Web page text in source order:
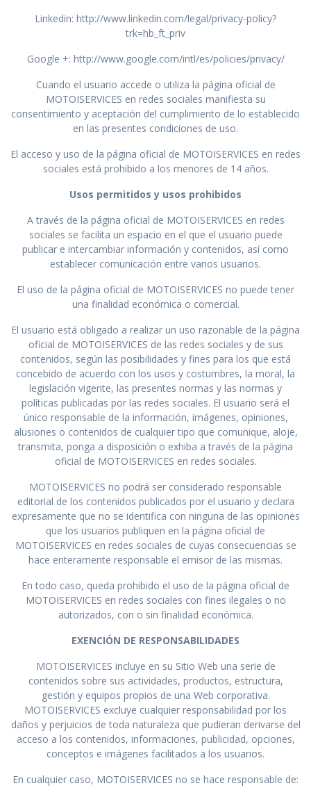
Linkedin: http://www.linkedin.com/legal/privacy-policy?
trk=hb_ft_priv
Google +: http://www.google.com/intl/es/policies/privacy/
Cuando el usuario accede o utiliza la página oficial de
MOTOISERVICES en redes sociales manifiesta su
consentimiento y aceptación del cumplimiento de lo establecido
en las presentes condiciones de uso.
El acceso y uso de la página oficial de MOTOISERVICES en redes
sociales está prohibido a los menores de 14 años.
Usos permitidos y usos prohibidos
A través de la página oficial de MOTOISERVICES en redes
sociales se facilita un espacio en el que el usuario puede
publicar e intercambiar información y contenidos, así como
establecer comunicación entre varios usuarios.
El uso de la página oficial de MOTOISERVICES no puede tener
una finalidad económica o comercial.
El usuario está obligado a realizar un uso razonable de la página
oficial de MOTOISERVICES de las redes sociales y de sus
contenidos, según las posibilidades y fines para los que está
concebido de acuerdo con los usos y costumbres, la moral, la
legislación vigente, las presentes normas y las normas y
políticas publicadas por las redes sociales. El usuario será el
único responsable de la información, imágenes, opiniones,
alusiones o contenidos de cualquier tipo que comunique, aloje,
transmita, ponga a disposición o exhiba a través de la página
oficial de MOTOISERVICES en redes sociales.
MOTOISERVICES no podrá ser considerado responsable
editorial de los contenidos publicados por el usuario y declara
expresamente que no se identifica con ninguna de las opiniones
que los usuarios publiquen en la página oficial de
MOTOISERVICES en redes sociales de cuyas consecuencias se
hace enteramente responsable el emisor de las mismas.
En todo caso, queda prohibido el uso de la página oficial de
MOTOISERVICES en redes sociales con fines ilegales o no
autorizados, con o sin finalidad económica.
EXENCIÓN DE RESPONSABILIDADES
MOTOISERVICES incluye en su Sitio Web una serie de
contenidos sobre sus actividades, productos, estructura,
gestión y equipos propios de una Web corporativa.
MOTOISERVICES excluye cualquier responsabilidad por los
daños y perjuicios de toda naturaleza que pudieran derivarse del
acceso a los contenidos, informaciones, publicidad, opciones,
conceptos e imágenes facilitados a los usuarios.
En cualquier caso, MOTOISERVICES no se hace responsable de: